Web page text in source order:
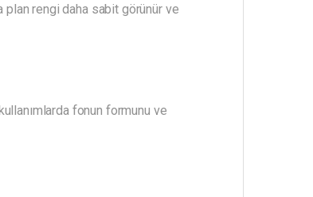
plan rengi daha sabit görünür ve
fonun formunu ve